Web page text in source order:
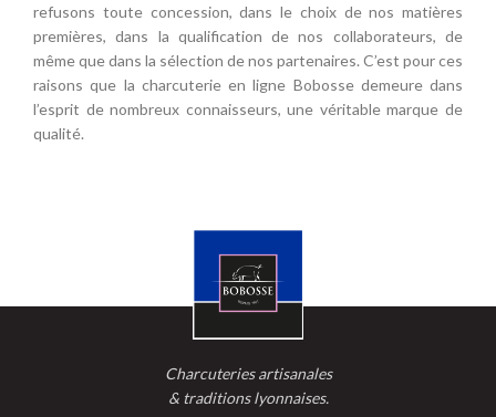
refusons toute concession, dans le choix de nos matières
premières, dans la qualification de nos collaborateurs, de
même que dans la sélection de nos partenaires. C’est pour ces
raisons que la charcuterie en ligne Bobosse demeure dans
l’esprit de nombreux connaisseurs, une véritable marque de
qualité.
Charcuteries artisanales
& traditions lyonnaises.